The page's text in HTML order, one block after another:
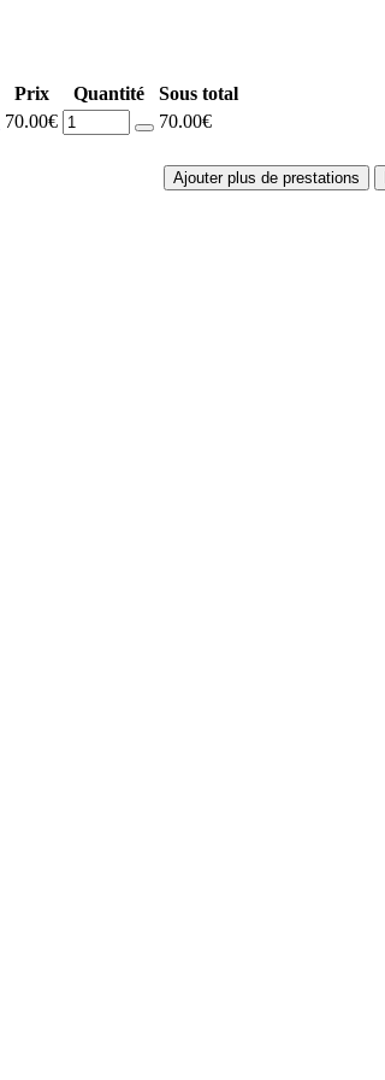
Prix Quantité
Sous total
70.00€
70.00€
Ajouter plus de prestations